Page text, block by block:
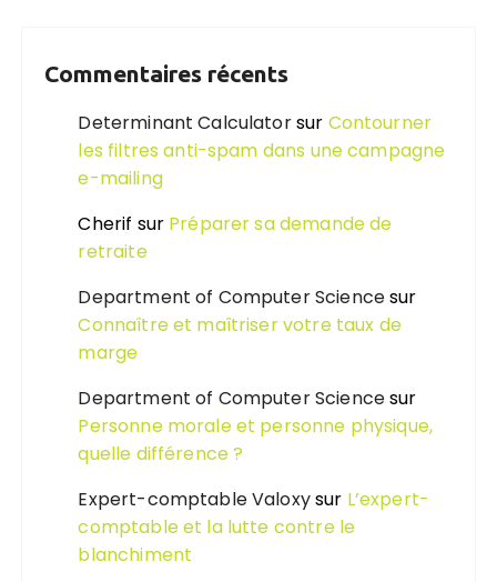
Commentaires récents
Determinant Calculatorsur Contourner
les filtres anti-spam dans une campagne
e-mailing
Cherif sur Préparer sa demande de
retraite
Department of Computer Sciencesur
Connaître et maîtriser votre taux de
marge
Department of Computer Sciencesur
Personne morale et personne physique,
quelle différence ?
Expert-comptable Valoxysur L’expert-
comptable et la lutte contre le
blanchiment